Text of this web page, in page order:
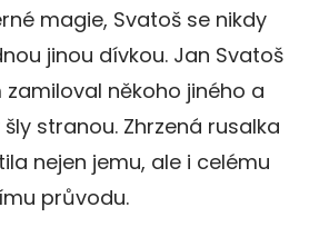
magie, Svatoš se nikdy
jinou dívkou. Jan Svatoš
někoho jiného a
stranou. Zhrzená rusalka
nejen jemu, ale i celému
průvodu.